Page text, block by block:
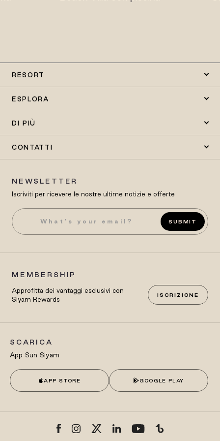
RESORT
ESPLORA
DI PIÙ
CONTATTI
NEWSLETTER
Iscriviti per ricevere le nostre ultime notizie e offerte
SUBMIT
MEMBERSHIP
Approfitta dei vantaggi esclusivi con
Siyam Rewards
ISCRIZIONE
SCARICA
App Sun Siyam
APP STORE GOOGLE PLAY